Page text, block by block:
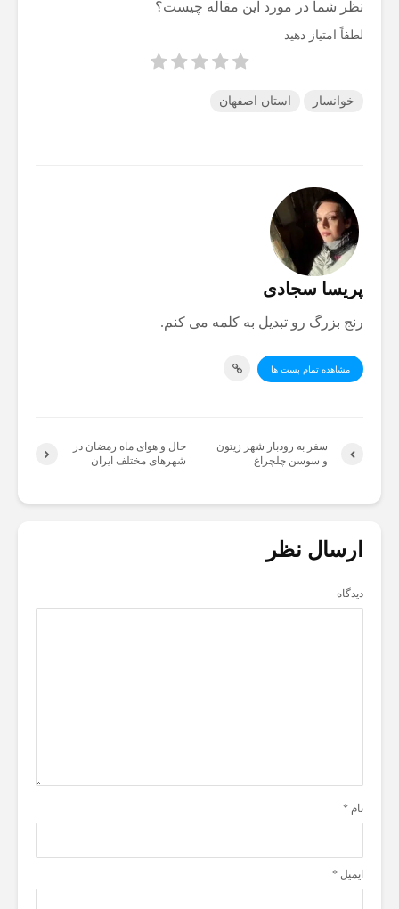
نظر شما در مورد این مقاله چیست؟
لطفاً امتیاز دهید
خوانسار استان اصفهان
پریسا سجادی
رنج بزرگ رو تبدیل به کلمه می کنم.
مشاهده تمام پست ها
سفر به رودبار شهر زیتون
و سوسن چلچراغ
حال و هوای ماه رمضان در
شهرهای مختلف ایران
ارسال نظر
دیدگاه
نام *
ایمیل *